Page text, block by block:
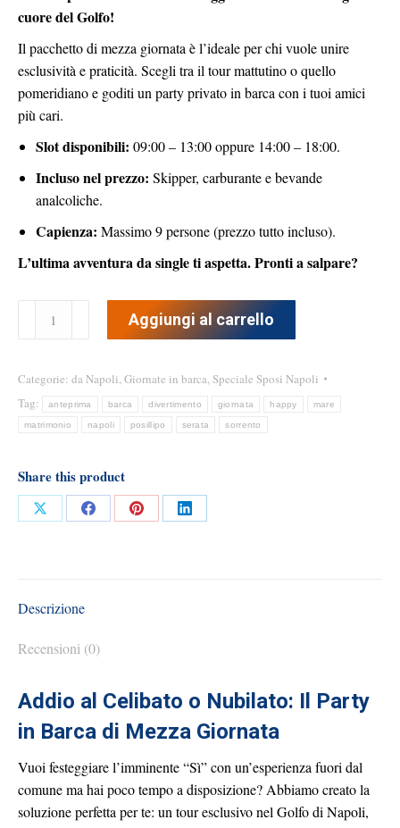
cuore del Golfo!
Il pacchetto di mezza giornata è l’ideale per chi vuole unire
esclusività e praticità. Scegli tra il tour mattutino o quello
pomeridiano e goditi un party privato in barca con i tuoi amici
più cari.
Slot disponibili: 09:00 – 13:00 oppure 14:00 – 18:00.
Incluso nel prezzo: Skipper, carburante e bevande
analcoliche.
Capienza: Massimo 9 persone (prezzo tutto incluso).
L’ultima avventura da single ti aspetta. Pronti a salpare?
Mezza
Giornata
quantità
Aggiungi al carrello
Categorie: da Napoli Giornate in barca Speciale Sposi Napoli
Tag:
anteprima barca divertimento giornata happy mare
matrimonio napoli posillipo serata sorrento
Share this product
Share
Share
Share
Share
Descrizione
Recensioni (0)
Addio al Celibato o Nubilato: Il Party
in Barca di Mezza Giornata
Vuoi festeggiare l’imminente “Sì” con un’esperienza fuori dal
comune ma hai poco tempo a disposizione? Abbiamo creato la
soluzione perfetta per te: un tour esclusivo nel Golfo di Napoli,